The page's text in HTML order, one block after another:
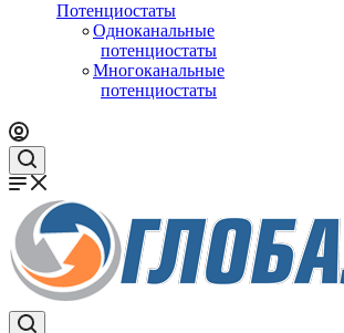
Потенциостаты
Одноканальные
потенциостаты
Многоканальные
потенциостаты